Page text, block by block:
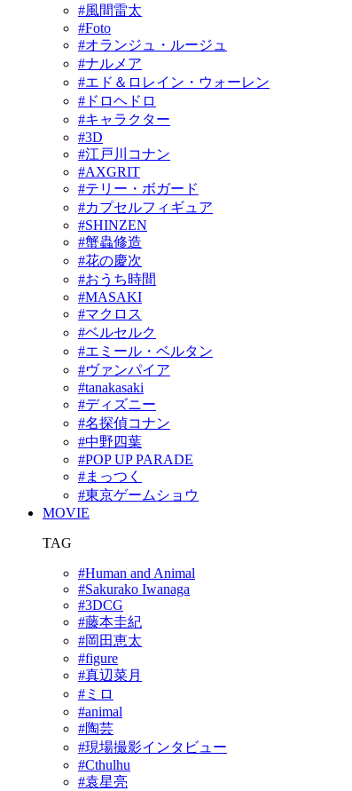
#風間雷太
#Foto
#オランジュ・ルージュ
#ナルメア
#エド＆ロレイン・ウォーレン
#ドロヘドロ
#キャラクター
#3D
#江戸川コナン
#AXGRIT
#テリー・ボガード
#カプセルフィギュア
#SHINZEN
#蟹蟲修造
#花の慶次
#おうち時間
#MASAKI
#マクロス
#ベルセルク
#エミール・ベルタン
#ヴァンパイア
#tanakasaki
#ディズニー
#名探偵コナン
#中野四葉
#POP UP PARADE
#まっつく
#東京ゲームショウ
MOVIE
TAG
#Human and Animal
#Sakurako Iwanaga
#3DCG
#藤本圭紀
#岡田恵太
#figure
#真辺菜月
#ミロ
#animal
#陶芸
#現場撮影インタビュー
#Cthulhu
#袁星亮